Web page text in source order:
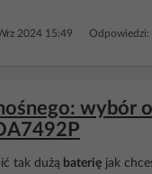
2024 15:49
wybór
tak dużą baterię jak